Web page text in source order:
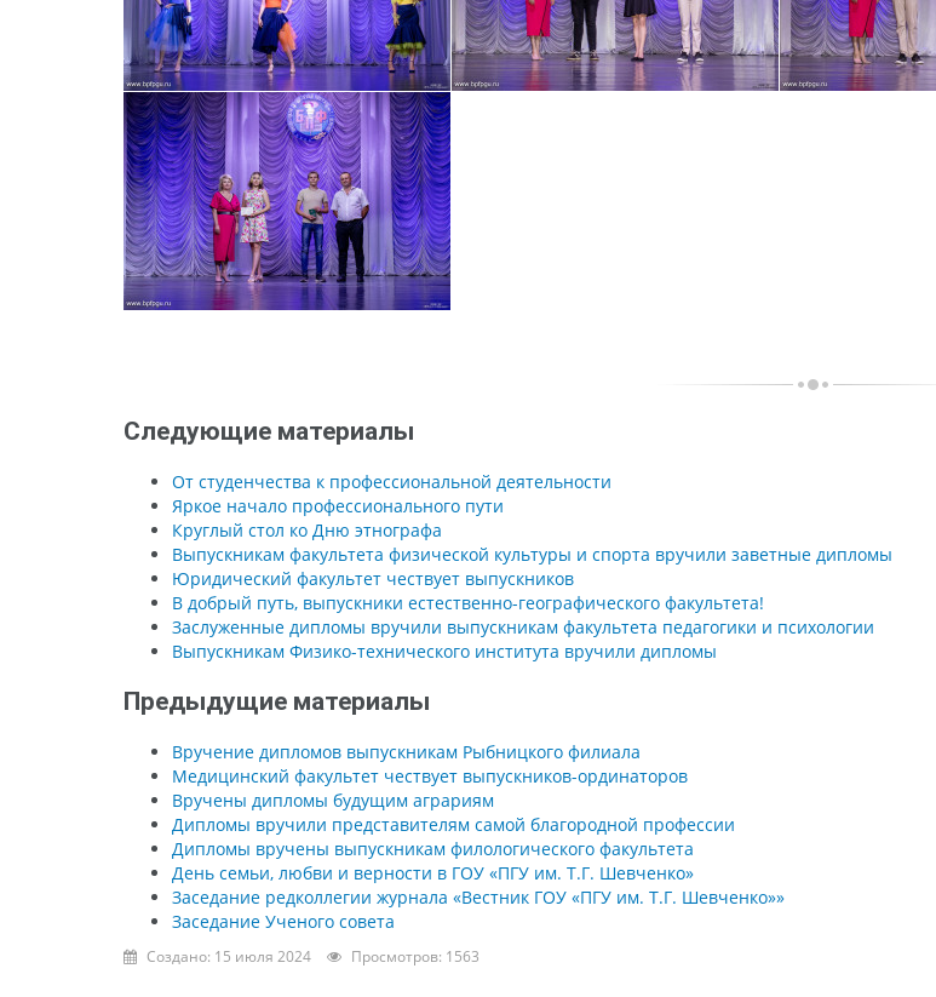
Следующие материалы
От студенчества к профессиональной деятельности
Яркое начало профессионального пути
Круглый стол ко Дню этнографа
Выпускникам факультета физической культуры и спорта вручили заветные дипломы
Юридический факультет чествует выпускников
В добрый путь, выпускники естественно-географического факультета!
Заслуженные дипломы вручили выпускникам факультета педагогики и психологии
Выпускникам Физико-технического института вручили дипломы
Предыдущие материалы
Вручение дипломов выпускникам Рыбницкого филиала
Медицинский факультет чествует выпускников-ординаторов
Вручены дипломы будущим аграриям
Дипломы вручили представителям самой благородной профессии
Дипломы вручены выпускникам филологического факультета
День семьи, любви и верности в ГОУ «ПГУ им. Т.Г. Шевченко»
Заседание редколлегии журнала «Вестник ГОУ «ПГУ им. Т.Г. Шевченко»»
Заседание Ученого совета
Создано: 15 июля 2024 Просмотров: 1563